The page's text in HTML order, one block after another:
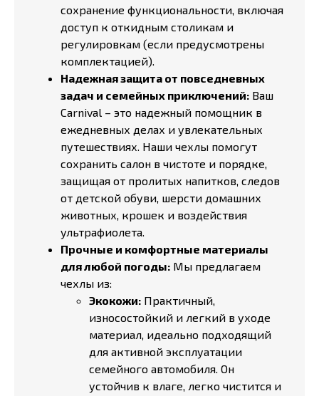
сохранение функциональности, включая
доступ к откидным столикам и
регулировкам (если предусмотрены
комплектацией).
Надежная защита от повседневных
задач и семейных приключений: Ваш
Carnival – это надежный помощник в
ежедневных делах и увлекательных
путешествиях. Наши чехлы помогут
сохранить салон в чистоте и порядке,
защищая от пролитых напитков, следов
от детской обуви, шерсти домашних
животных, крошек и воздействия
ультрафиолета.
Прочные и комфортные материалы
для любой погоды: Мы предлагаем
чехлы из:
Экокожи: Практичный,
износостойкий и легкий в уходе
материал, идеально подходящий
для активной эксплуатации
семейного автомобиля. Он
устойчив к влаге, легко чистится и